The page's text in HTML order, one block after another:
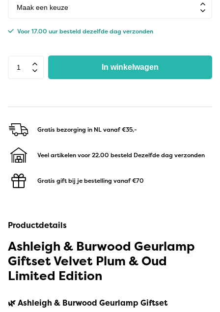
Voor 17.00 uur besteld dezelfde dag verzonden
In winkelwagen
Gratis bezorging in NLvanaf €35,-
Veel artikelen voor 22.00 besteld Dezelfde dag verzonden
Gratis gift bij je bestelling vanaf €70
Productdetails
Ashleigh & Burwood Geurlamp
Giftset Velvet Plum & Oud
Limited Edition
🌿 Ashleigh & Burwood Geurlamp Giftset